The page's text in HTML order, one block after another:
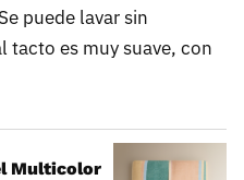
puede lavar sin
tacto es muy suave, con
Multicolor